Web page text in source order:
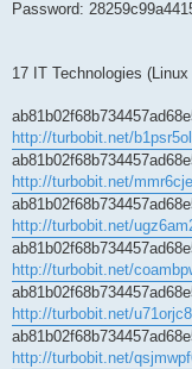
Password:
17 IT Technologies
http://turbobit.net/
http://turbobit.net/
http://turbobit.net/
http://turbobit.net/
http://turbobit.net/
http://turbobit.net/